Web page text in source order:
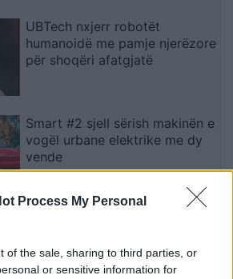
Process My Personal
of the sale, sharing to third parties, or
or sensitive information for
UBTech nxjerr robotët
humanoidë me pamje njerëzore
për shoqëri afatgjatë
Smart #2 sjell sërish makinën e
vogël urbane elektrike me dy
vende
së tij në Nürburgring